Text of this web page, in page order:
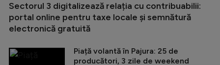
Sectorul 3 digitalizează relația cu contribuabilii:
portal online pentru taxe locale și semnătură
electronică gratuită
Piață volantă în Pajura: 25 de
producători, 3 zile de weekend